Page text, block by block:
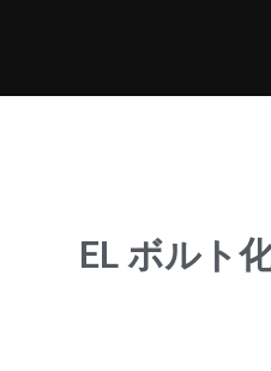
EL ボルト